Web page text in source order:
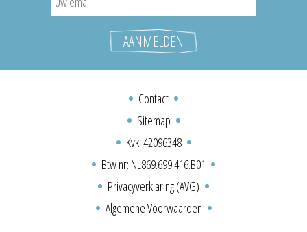
Contact
Sitemap
Kvk: 42096348
Btw nr: NL869.699.416.B01
Privacyverklaring (AVG)
Algemene Voorwaarden